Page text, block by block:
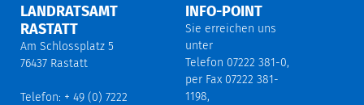
LANDRATSAMT
RASTATT
Am Schlossplatz 5
76437 Rastatt
Telefon: + 49 (0) 7222
INFO-POINT
Sie erreichen uns
unter
Telefon 07222 381-0,
per Fax 07222 381-
1198,